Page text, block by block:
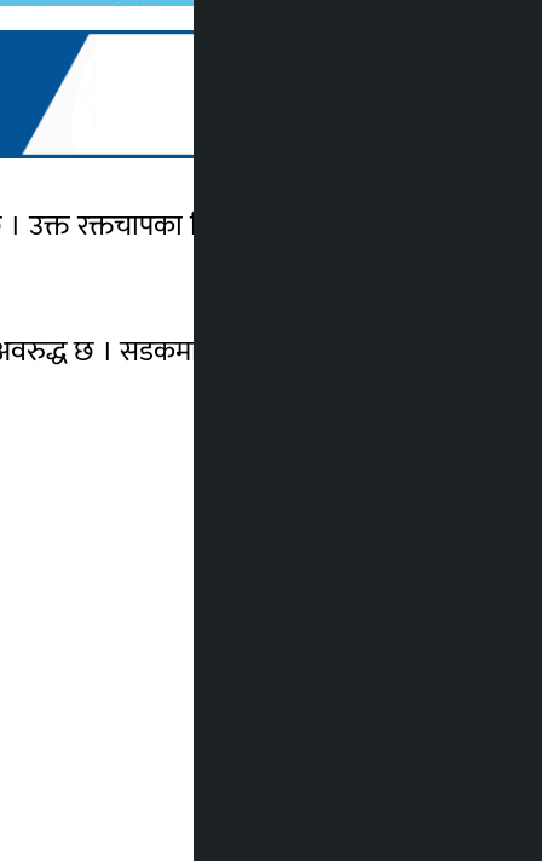
रक्तचापका बिरामी ५२ वर्षीय बालशम्सेर
छ । सडकमार्ग हुँदै जान नसकिने भएपछि